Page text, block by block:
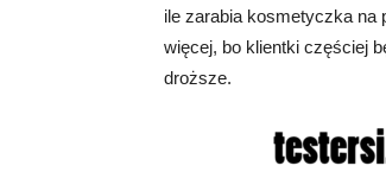
ile zarabia kosmetyczka na
więcej, bo klientki częściej
droższe.